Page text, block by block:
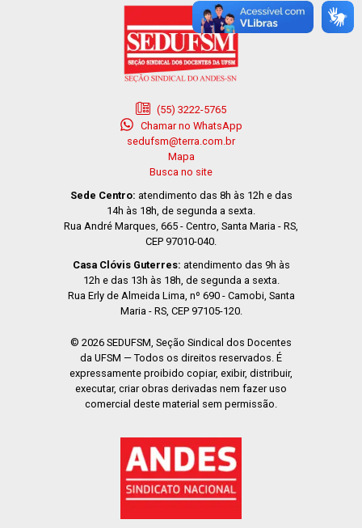
(55) 3222-5765
Chamar no WhatsApp
sedufsm@terra.com.br
Mapa
Busca no site
Sede Centro: atendimento das 8h às 12h e das
14h às 18h, de segunda a sexta.
Rua André Marques, 665 - Centro, Santa Maria - RS,
CEP 97010-040.
Casa Clóvis Guterres: atendimento das 9h às
12h e das 13h às 18h, de segunda a sexta.
Rua Erly de Almeida Lima, nº 690 - Camobi, Santa
Maria - RS, CEP 97105-120.
© 2026 SEDUFSM, Seção Sindical dos Docentes
da UFSM — Todos os direitos reservados. É
expressamente proibido copiar, exibir, distribuir,
executar, criar obras derivadas nem fazer uso
comercial deste material sem permissão.